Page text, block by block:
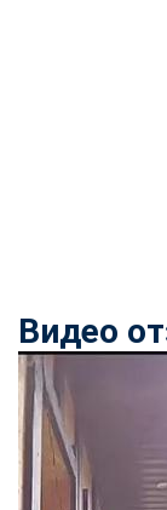
Видео